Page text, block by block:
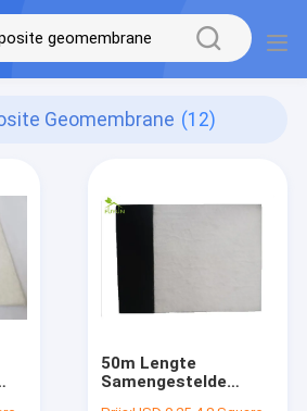
Geomembrane (12)
50m Lengte
Samengestelde